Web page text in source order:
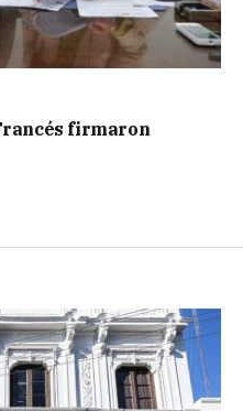
firmaron